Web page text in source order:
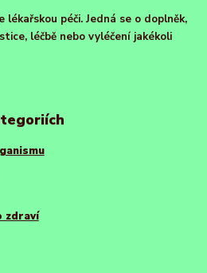
péči. Jedná se o doplněk,
léčbě nebo vyléčení jakékoli
zdraví